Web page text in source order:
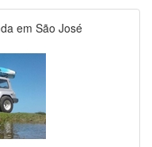
em São José